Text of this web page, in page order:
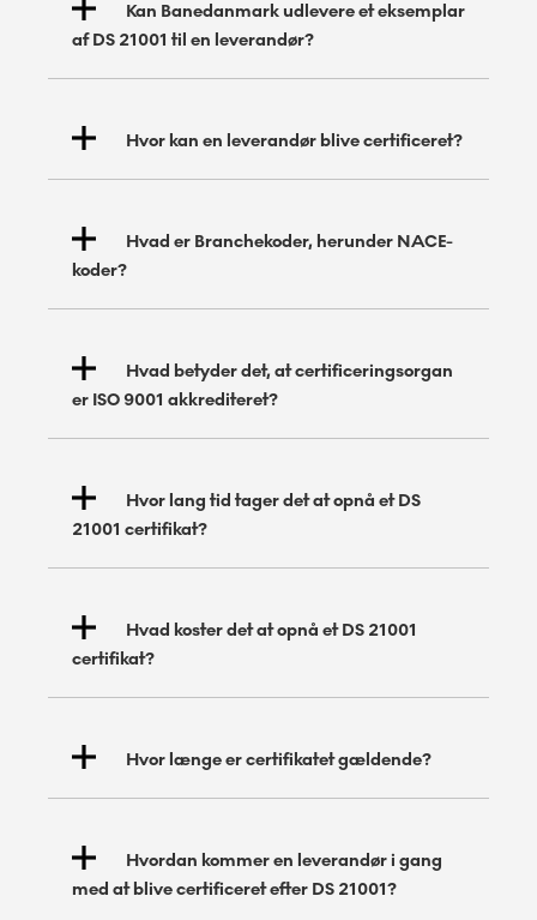
Kan Banedanmark udlevere et eksemplar
af DS 21001 til en leverandør?
Hvor kan en leverandør blive certificeret?
Hvad er Branchekoder, herunder NACE-
koder?
Hvad betyder det, at certificeringsorgan
er ISO 9001 akkrediteret?
specifikke
brancher
Hvor lang tid tager det at opnå et DS
21001 certifikat?
Hvad koster det at opnå et DS 21001
certifikat?
Hvor længe er certifikatet gældende?
Hvordan kommer en leverandør i gang
med at blive certificeret efter DS 21001?